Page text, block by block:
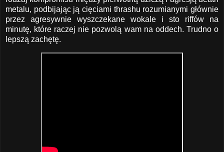
metalu, podbijając ją cięciami thrashu rozumianymi głównie
przez agresywnie wyszczekane wokale i sto riffów na
minutę, które raczej nie pozwolą wam na oddech. Trudno o
lepszą zachętę.